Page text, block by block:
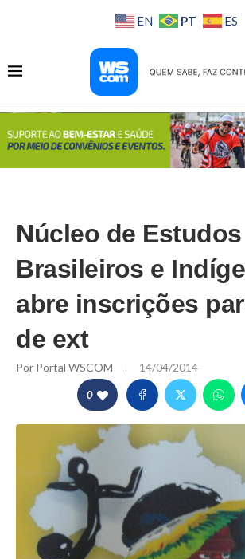
EN PT ES
Núcleo de
Brasileiros e
abre inscrições
de ext
Por Portal WSCOM 14/04/2014
0